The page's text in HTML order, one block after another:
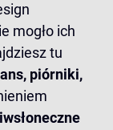
mogło ich
tu
, piórniki,